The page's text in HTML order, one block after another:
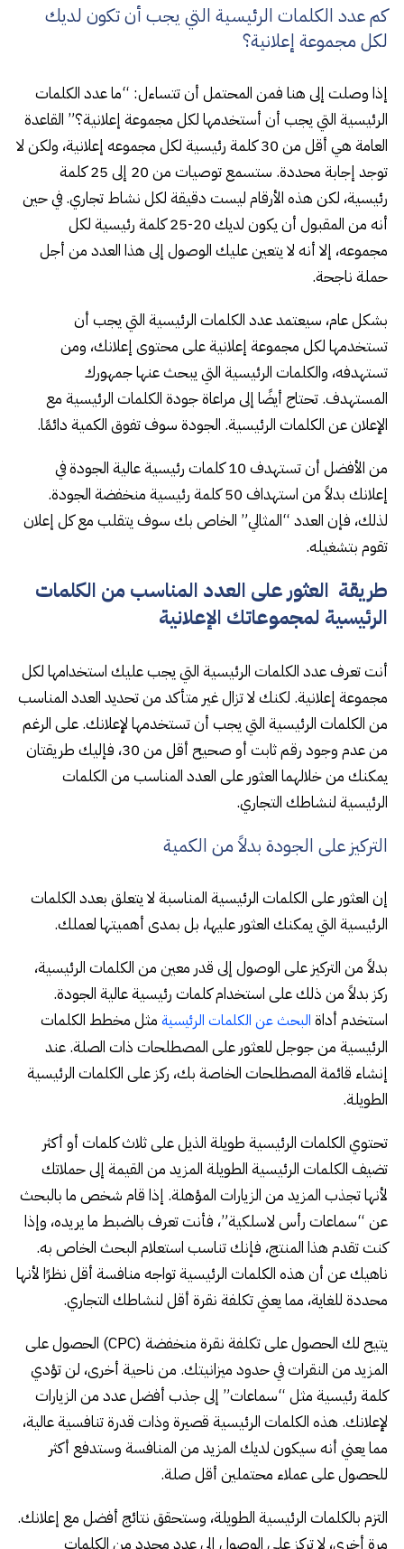
كم عدد الكلمات الرئيسية التي يجب أن تكون لديك
لكل مجموعة إعلانية؟
إذا وصلت إلى هنا فمن المحتمل أن تتساءل: “ما عدد الكلمات
الرئيسية التي يجب أن أستخدمها لكل مجموعة إعلانية؟” القاعدة
العامة هي أقل من 30 كلمة رئيسية لكل مجموعه إعلانية، ولكن لا
توجد إجابة محددة. ستسمع توصيات من 20 إلى 25 كلمة
رئيسية، لكن هذه الأرقام ليست دقيقة لكل نشاط تجاري. في حين
أنه من المقبول أن يكون لديك 20-25 كلمة رئيسية لكل
مجموعه، إلا أنه لا يتعين عليك الوصول إلى هذا العدد من أجل
حملة ناجحة.
بشكل عام، سيعتمد عدد الكلمات الرئيسية التي يجب أن
تستخدمها لكل مجموعة إعلانية على محتوى إعلانك، ومن
تستهدفه، والكلمات الرئيسية التي يبحث عنها جمهورك
المستهدف. تحتاج أيضًا إلى مراعاة جودة الكلمات الرئيسية مع
الإعلان عن الكلمات الرئيسية. الجودة سوف تفوق الكمية دائمًا.
من الأفضل أن تستهدف 10 كلمات رئيسية عالية الجودة في
إعلانك بدلاً من استهداف 50 كلمة رئيسية منخفضة الجودة.
لذلك، فإن العدد “المثالي” الخاص بك سوف يتقلب مع كل إعلان
تقوم بتشغيله.
طريقة العثور على العدد المناسب من الكلمات
الرئيسية لمجموعاتك الإعلانية
أنت تعرف عدد الكلمات الرئيسية التي يجب عليك استخدامها لكل
مجموعة إعلانية. لكنك لا تزال غير متأكد من تحديد العدد المناسب
من الكلمات الرئيسية التي يجب أن تستخدمها لإعلانك. على الرغم
من عدم وجود رقم ثابت أو صحيح أقل من 30، فإليك طريقتان
يمكنك من خلالهما العثور على العدد المناسب من الكلمات
الرئيسية لنشاطك التجاري.
التركيز على الجودة بدلاً من الكمية
إن العثور على الكلمات الرئيسية المناسبة لا يتعلق بعدد الكلمات
الرئيسية التي يمكنك العثور عليها، بل بمدى أهميتها لعملك.
بدلاً من التركيز على الوصول إلى قدر معين من الكلمات الرئيسية،
ركز بدلاً من ذلك على استخدام كلمات رئيسية عالية الجودة.
استخدم أداة البحث عن الكلمات الرئيسية مثل مخطط الكلمات
الرئيسية من جوجل للعثور على المصطلحات ذات الصلة. عند
إنشاء قائمة المصطلحات الخاصة بك، ركز على الكلمات الرئيسية
الطويلة.
تحتوي الكلمات الرئيسية طويلة الذيل على ثلاث كلمات أو أكثر
تضيف الكلمات الرئيسية الطويلة المزيد من القيمة إلى حملاتك
لأنها تجذب المزيد من الزيارات المؤهلة. إذا قام شخص ما بالبحث
عن “سماعات رأس لاسلكية”، فأنت تعرف بالضبط ما يريده، وإذا
كنت تقدم هذا المنتج، فإنك تناسب استعلام البحث الخاص به.
ناهيك عن أن هذه الكلمات الرئيسية تواجه منافسة أقل نظرًا لأنها
محددة للغاية، مما يعني تكلفة نقرة أقل لنشاطك التجاري.
يتيح لك الحصول على تكلفة نقرة منخفضة (CPC) الحصول على
المزيد من النقرات في حدود ميزانيتك. من ناحية أخرى، لن تؤدي
كلمة رئيسية مثل “سماعات” إلى جذب أفضل عدد من الزيارات
لإعلانك. هذه الكلمات الرئيسية قصيرة وذات قدرة تنافسية عالية،
مما يعني أنه سيكون لديك المزيد من المنافسة وستدفع أكثر
للحصول على عملاء محتملين أقل صلة.
التزم بالكلمات الرئيسية الطويلة، وستحقق نتائج أفضل مع إعلانك.
مرة أخرى، لا تركز على الوصول إلى عدد محدد من الكلمات